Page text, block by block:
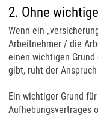
2. Ohne
Wenn ein
Arbeitnehmer / die
einen wichtigen
gibt, ruht der
Ein wichtiger Grund
Aufhebungsvertrages